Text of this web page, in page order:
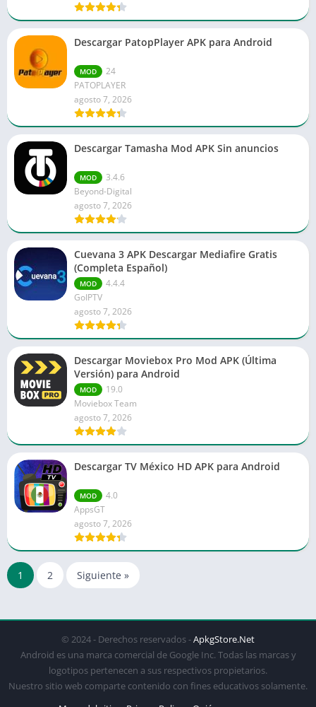
Descargar PatopPlayer APK para Android
MOD
24
PATOPLAYER
agosto 7, 2026
Descargar Tamasha Mod APK Sin anuncios
MOD
3.4.6
Beyond-Digital
agosto 7, 2026
Cuevana 3 APK Descargar Mediafire Gratis
(Completa Español)
MOD
4.4.4
GoIPTV
agosto 7, 2026
Descargar Moviebox Pro Mod APK (Última
Versión) para Android
MOD
19.0
Moviebox Team
agosto 7, 2026
Descargar TV México HD APK para Android
MOD
4.0
AppsGT
agosto 7, 2026
1 2 Siguiente »
© 2024 - Derechos reservados -ApkgStore.Net
Android es una marca comercial de Google Inc. Todas las marcas y
logotipos pertenecen a sus respectivos propietarios.
Nuestro sitio web comparte contenido con fines educativos solamente.